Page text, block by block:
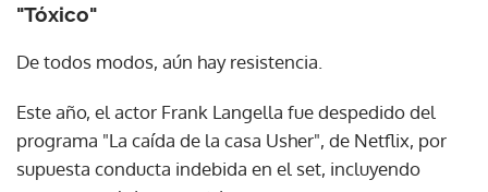
"Tóxico"
De todos modos, aún hay resistencia.
Este año, el actor Frank Langella fue despedido del
programa "La caída de la casa Usher", de Netflix, por
supuesta conducta indebida en el set, incluyendo